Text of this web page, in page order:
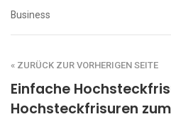
Business
« ZURÜCK ZUR VORHERIGEN SEITE
Einfache
Hochsteckfrisuren